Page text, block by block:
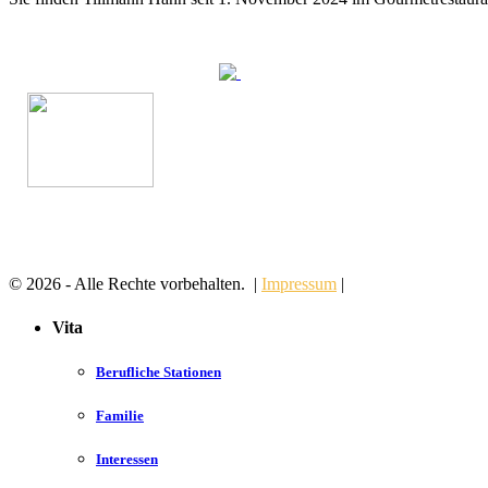
© 2026 - Alle Rechte vorbehalten. | Impressum |
Vita
Berufliche Stationen
Familie
Interessen